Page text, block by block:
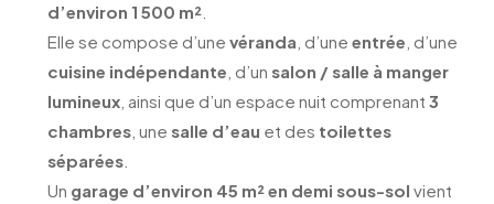
d’environ 1 500 m².
Elle se compose d’une véranda , d’une entrée , d’une
cuisine indépendante , d’un salon / salle à manger
lumineux, ainsi que d’un espace nuit comprenant 3
chambres, une salle d’eau et des toilettes
séparées.
Un garage d’environ 45 m² en demi sous-sol vient